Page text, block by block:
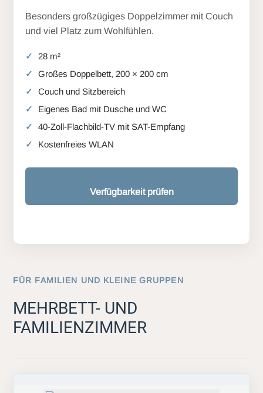
Besonders großzügiges Doppelzimmer mit Couch
und viel Platz zum Wohlfühlen.
28 m²
Großes Doppelbett, 200 × 200 cm
Couch und Sitzbereich
Eigenes Bad mit Dusche und WC
40-Zoll-Flachbild-TV mit SAT-Empfang
Kostenfreies WLAN
Verfügbarkeit prüfen
FÜR FAMILIEN UND KLEINE GRUPPEN
MEHRBETT- UND
FAMILIENZIMMER